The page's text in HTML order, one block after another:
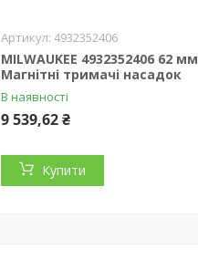
4932352406
MILWAUKEE 4932352406 62 мм
Магнітні тримачі насадок
В наявності
9 539,62 ₴
Купити